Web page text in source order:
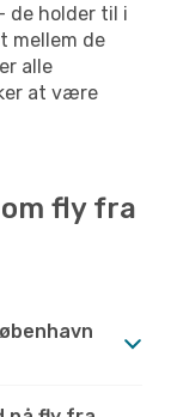
de holder til i
mellem de
alle
at være
fly fra